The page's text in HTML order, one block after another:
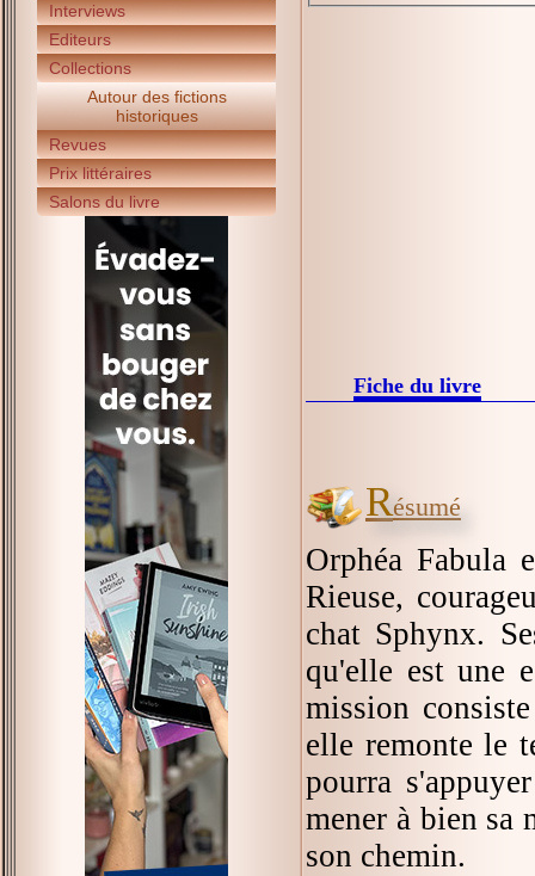
Interviews
Editeurs
Collections
Autour des fictions
historiques
Revues
Prix littéraires
Salons du livre
Fiche du livre
Résumé
Orphéa Fabula
Rieuse,
chat Sphynx.
qu'elle est une
mission
elle remonte le
pourra
mener à bien sa
son chemin.